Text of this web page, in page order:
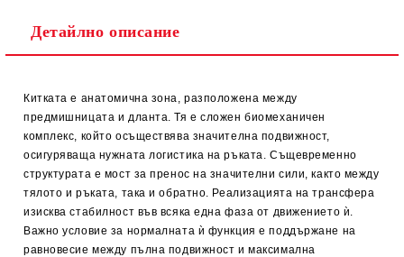
Детайлно описание
Китката е анатомична зона, разположена между
предмишницата и дланта. Тя е сложен биомеханичен
комплекс, който осъществява значителна подвижност,
осигуряваща нужната логистика на ръката. Същевременно
структурата е мост за пренос на значителни сили, както между
тялото и ръката, така и обратно. Реализацията на трансфера
изисква стабилност във всяка една фаза от движението ѝ.
Важно условие за нормалната ѝ функция е поддържане на
равновесие между пълна подвижност и максимална